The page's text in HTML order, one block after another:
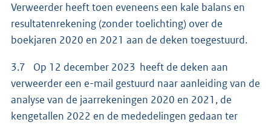
Verweerder heeft toen eveneens een kale balans en
resultatenrekening (zonder toelichting) over de
boekjaren 2020 en 2021 aan de deken toegestuurd.
3.7 Op 12 december 2023 heeft de deken aan
verweerder een e-mail gestuurd naar aanleiding van de
analyse van de jaarrekeningen 2020 en 2021, de
kengetallen 2022 en de mededelingen gedaan ter